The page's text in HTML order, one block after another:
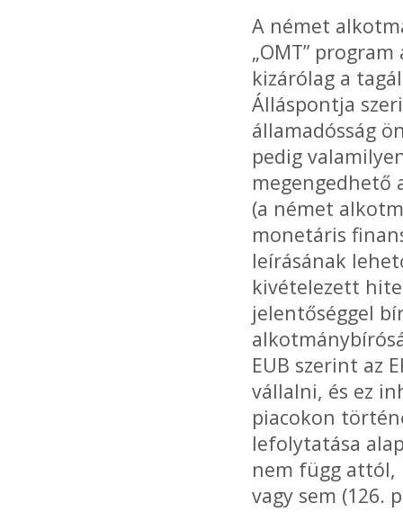
A német
„OMT”
kizárólag a
Álláspontja
államadósság
pedig
megengedhető
(a német
monetáris
leírásának
kivételezett
jelentőséggel
EUB szerint az
vállalni, és ez
piacokon
lefolytatása
nem függ attól,
vagy sem (126.